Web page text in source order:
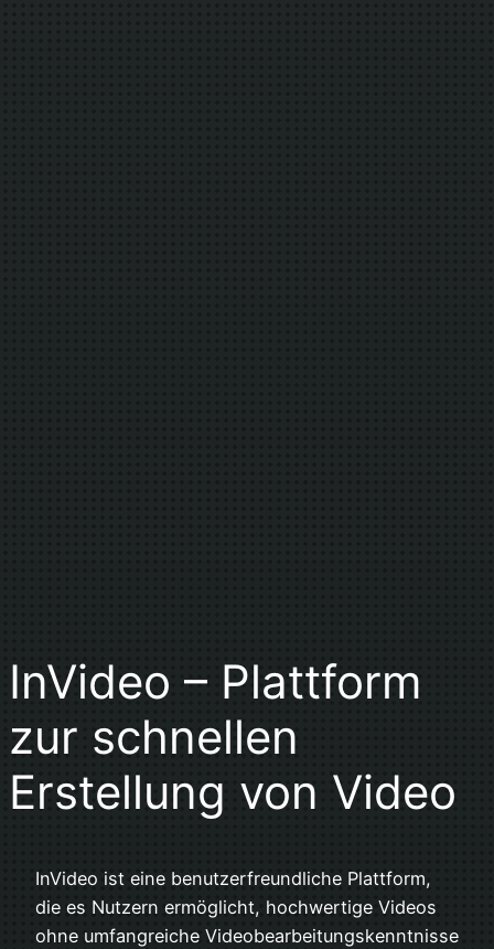
InVideo – Plattform
zur schnellen
Erstellung von Video
InVideo ist eine benutzerfreundliche Plattform,
die es Nutzern ermöglicht, hochwertige Videos
ohne umfangreiche Videobearbeitungskenntnisse